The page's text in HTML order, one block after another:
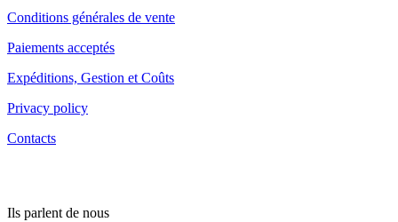
Conditions générales de vente
Paiements acceptés
Expéditions, Gestion et Coûts
Privacy policy
Contacts
Ils parlent de nous